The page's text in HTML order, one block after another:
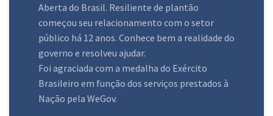
Aberta do Brasil. Resiliente de plantão
começou seu relacionamento com o setor
público há 12 anos. Conhece bem a realidade do
governo e resolveu ajudar.
Foi agraciada com a medalha do Exército
Brasileiro em função dos serviços prestados à
Nação pela WeGov.